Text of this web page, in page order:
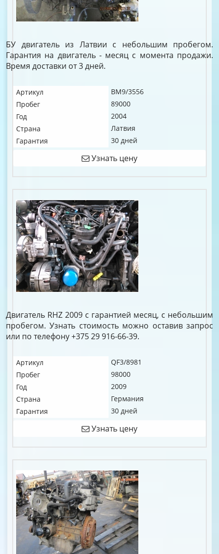
БУ двигатель из Латвии с небольшим пробегом.
Гарантия на двигатель - месяц с момента продажи.
Время доставки от 3 дней.
Артикул
BM9/3556
Пробег
89000
Год
2004
Страна
Латвия
Гарантия
30 дней
Узнать цену
Двигатель RHZ 2009 с гарантией месяц, с небольшим
пробегом. Узнать стоимость можно оставив запрос
или по телефону +375 29 916-66-39.
Артикул
QF3/8981
Пробег
98000
Год
2009
Страна
Германия
Гарантия
30 дней
Узнать цену